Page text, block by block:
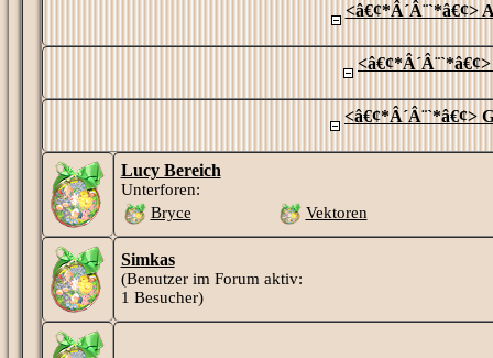
<â€¢*Â´Â¨`*â€¢>
<â€¢*Â´Â¨`*â€¢>
Lucy Bereich
Unterforen:
Bryce
Vektoren
Simkas
(Benutzer im Forum aktiv:
1 Besucher)